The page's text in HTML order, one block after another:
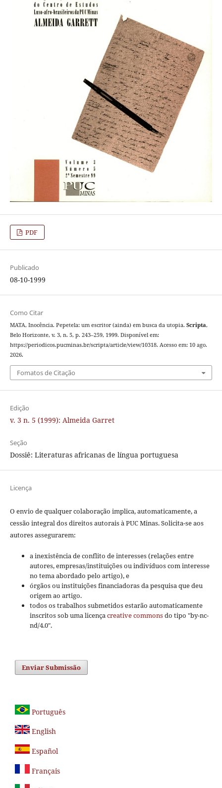
PDF
Publicado
08-10-1999
Como Citar
MATA, Inocência. Pepetela: um escritor (ainda) em busca da utopia. Scripta,
Belo Horizonte, v. 3, n. 5, p. 243–259, 1999. Disponível em:
https://periodicos.pucminas.br/scripta/article/view/10318. Acesso em: 10 ago.
2026.
Fomatos de Citação
Edição
v. 3 n. 5 (1999): Almeida Garret
Seção
Dossiê: Literaturas africanas de língua portuguesa
Licença
O envio de qualquer colaboração implica, automaticamente, a
cessão integral dos direitos autorais à PUC Minas. Solicita-se aos
autores assegurarem:
a inexistência de conflito de interesses (relações entre
autores, empresas/instituições ou indivíduos com interesse
no tema abordado pelo artigo), e
órgãos ou instituições financiadoras da pesquisa que deu
origem ao artigo.
todos os trabalhos submetidos estarão automaticamente
inscritos sob uma licençacreative commonsdo tipo "by-nc-
nd/4.0".
Enviar Submissão
Português
English
Español
Français